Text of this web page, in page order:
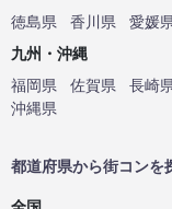
徳島県
香川県 愛媛
九州・沖縄
福岡県
佐賀県 長崎
沖縄県
都道府県から街コンを